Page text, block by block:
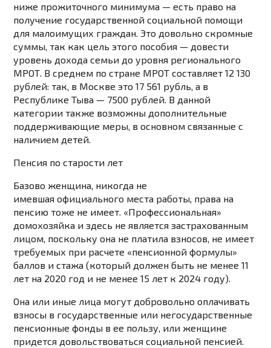
ниже прожиточного минимума — есть право на
получение государственной социальной помощи
для малоимущих граждан. Это довольно скромные
суммы, так как цель этого пособия — довести
уровень дохода семьи до уровня регионального
МРОТ. В среднем по стране МРОТ составляет 12 130
рублей: так, в Москве это 17 561 рубль, а в
Республике Тыва — 7500 рублей. В данной
категории также возможны дополнительные
поддерживающие меры, в основном связанные с
наличием детей.
Пенсия по старости лет
Базово женщина, никогда не
имевшая официального места работы, права на
пенсию тоже не имеет. «Профессиональная»
домохозяйка и здесь не является застрахованным
лицом, поскольку она не платила взносов, не имеет
требуемых при расчете «пенсионной формулы»
баллов и стажа (который должен быть не менее 11
лет на 2020 год и не менее 15 лет к 2024 году).
Она или иные лица могут добровольно оплачивать
взносы в государственные или негосударственные
пенсионные фонды в ее пользу, или женщине
придется довольствоваться социальной пенсией.